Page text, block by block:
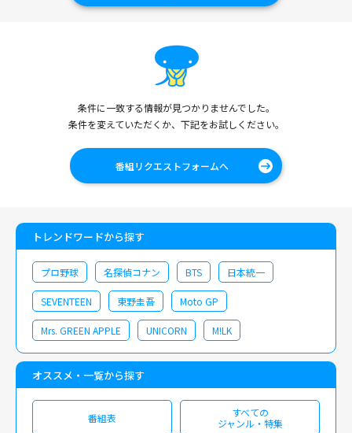
条件に一致する情報が見つかりませんでした。
条件を変えていただくか、下記をお試しください。
番組リクエストフォームへ
トレンドワードから探す
プロ野球 名探偵コナン BTS 日本統一
SEVENTEEN 東野圭吾 Moto GP
Mrs. GREEN APPLE UNICORN M!LK
オススメ・一覧から探す
番組表
すべての
ジャンル・特集